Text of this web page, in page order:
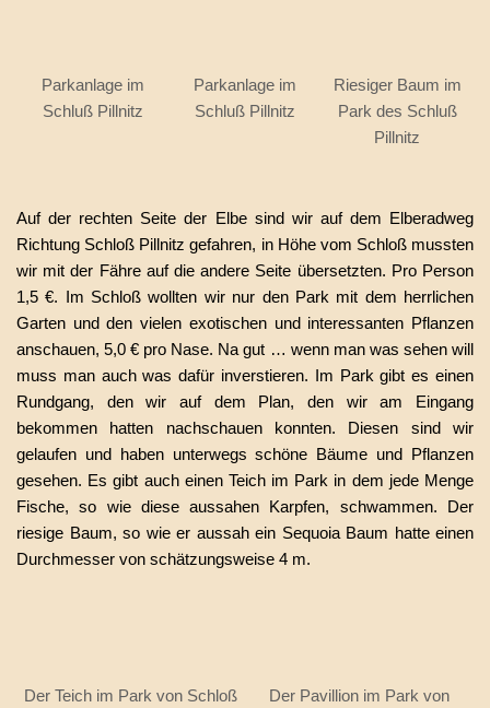
Parkanlage im
Schluß Pillnitz
Parkanlage im
Schluß Pillnitz
Riesiger Baum im
Park des Schluß
Pillnitz
Auf der rechten Seite der Elbe sind wir auf dem Elberadweg
Richtung Schloß Pillnitz gefahren, in Höhe vom Schloß mussten
wir mit der Fähre auf die andere Seite übersetzten. Pro Person
1,5 €. Im Schloß wollten wir nur den Park mit dem herrlichen
Garten und den vielen exotischen und interessanten Pflanzen
anschauen, 5,0 € pro Nase. Na gut … wenn man was sehen will
muss man auch was dafür inverstieren. Im Park gibt es einen
Rundgang, den wir auf dem Plan, den wir am Eingang
bekommen hatten nachschauen konnten. Diesen sind wir
gelaufen und haben unterwegs schöne Bäume und Pflanzen
gesehen. Es gibt auch einen Teich im Park in dem jede Menge
Fische, so wie diese aussahen Karpfen, schwammen. Der
riesige Baum, so wie er aussah ein Sequoia Baum hatte einen
Durchmesser von schätzungsweise 4 m.
Der Teich im Park von Schloß
Der Pavillion im Park von